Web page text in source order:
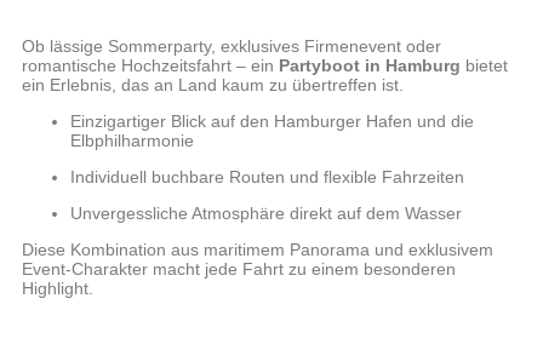
Ob lässige Sommerparty, exklusives Firmenevent oder
romantische Hochzeitsfahrt – ein Partyboot in Hamburg bietet
ein Erlebnis, das an Land kaum zu übertreffen ist.
Einzigartiger Blick auf den Hamburger Hafen und die
Elbphilharmonie
Individuell buchbare Routen und flexible Fahrzeiten
Unvergessliche Atmosphäre direkt auf dem Wasser
Diese Kombination aus maritimem Panorama und exklusivem
Event-Charakter macht jede Fahrt zu einem besonderen
Highlight.